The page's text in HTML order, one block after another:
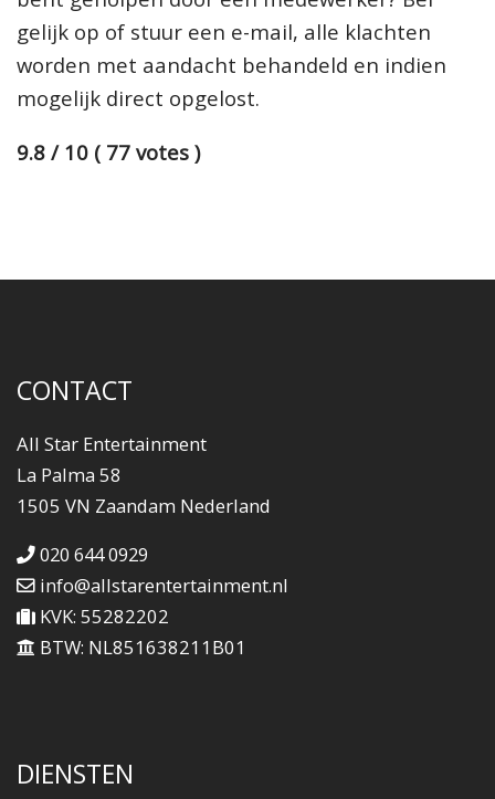
gelijk op of stuur een e-mail, alle klachten
worden met aandacht behandeld en indien
mogelijk direct opgelost.
9.8 / 10 ( 77 votes )
CONTACT
All Star Entertainment
La Palma 58
1505 VN Zaandam Nederland
020 644 0929
info@allstarentertainment.nl
KVK: 55282202
BTW: NL851638211B01
DIENSTEN